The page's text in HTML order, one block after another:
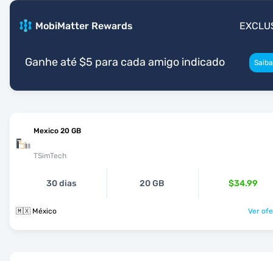
MobiMatter Rewards
Ganhe até $5 para cada amigo indicado
Mexico 20 GB
TSimTech
30 dias 20 GB $34.99
🇲🇽 México Ver